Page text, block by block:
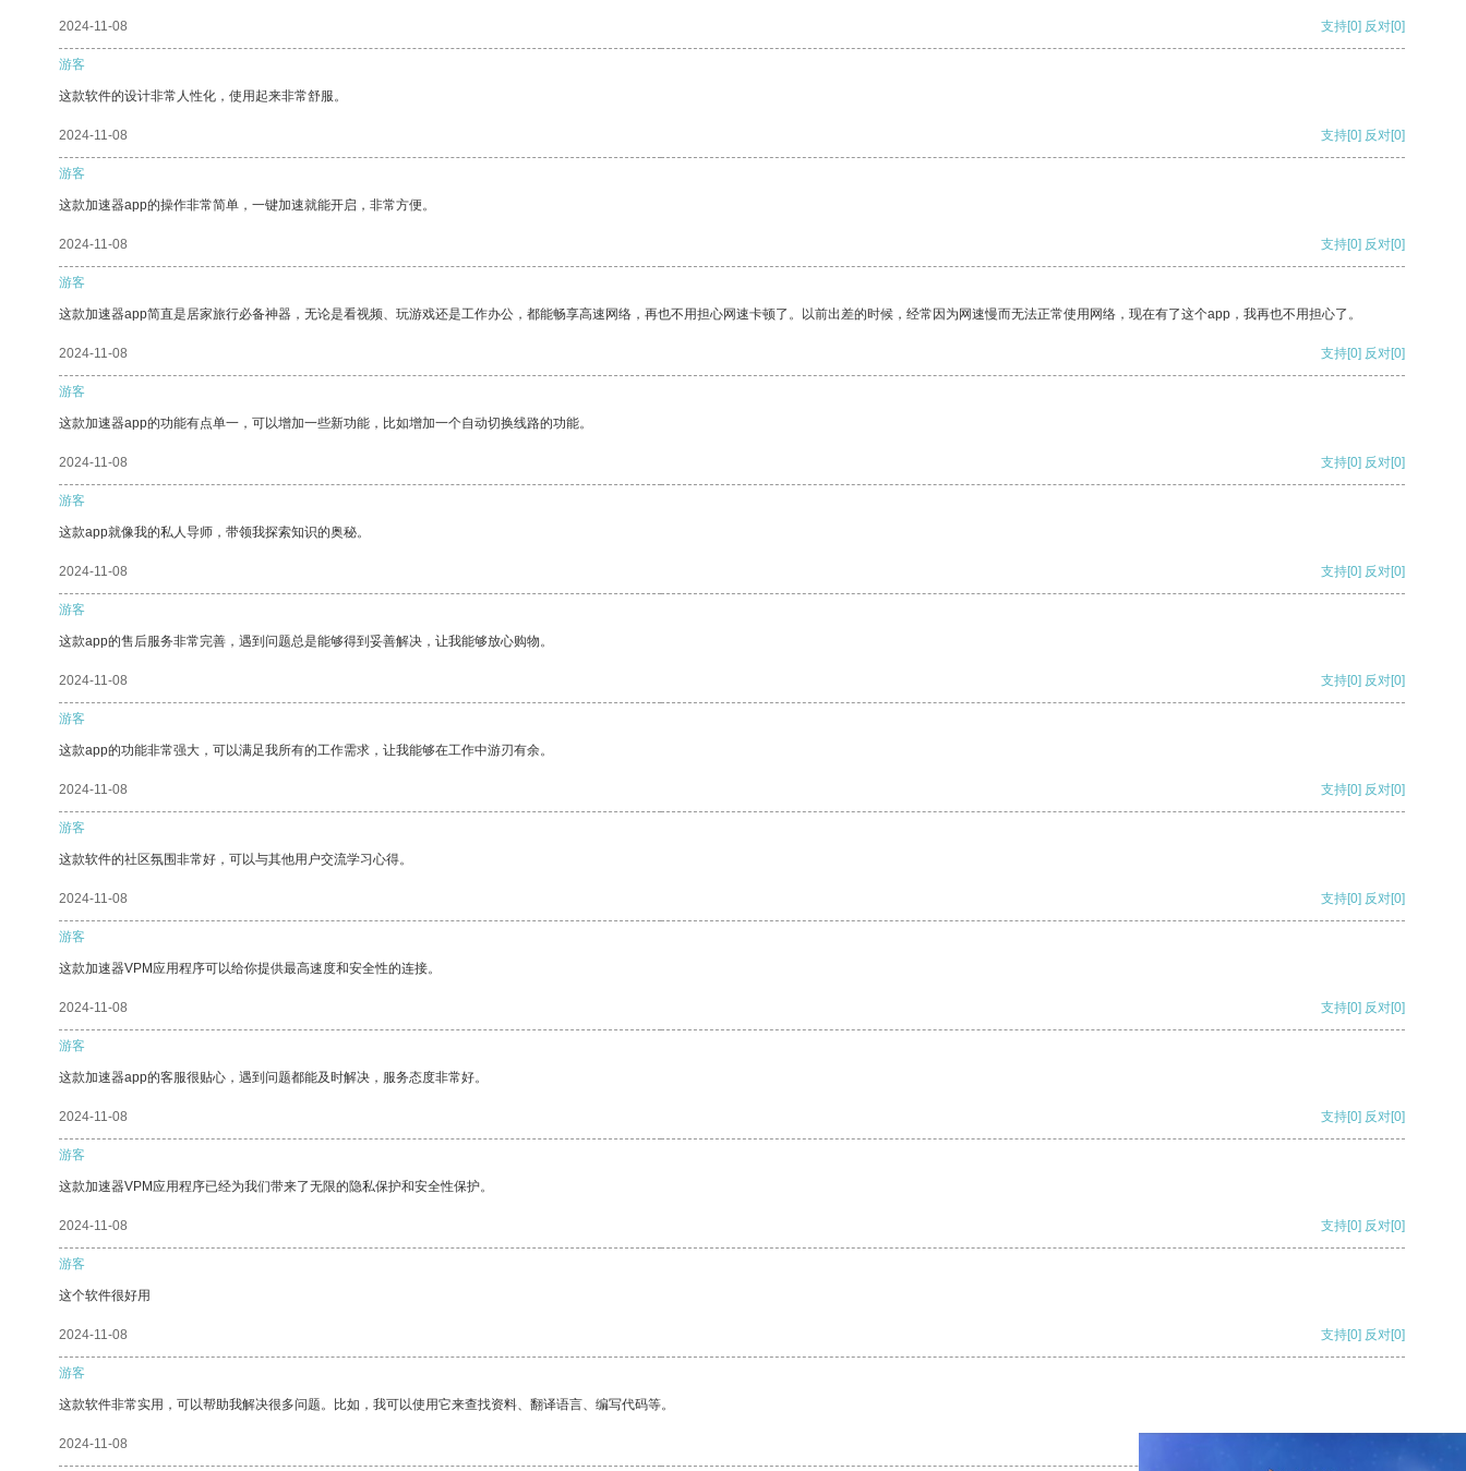
2024-11-08 支持[0] 反对[0]
游客
这款软件的设计非常人性化，使用起来非常舒服。
2024-11-08 支持[0] 反对[0]
游客
这款加速器app的操作非常简单，一键加速就能开启，非常方便。
2024-11-08 支持[0] 反对[0]
游客
这款加速器app简直是居家旅行必备神器，无论是看视频、玩游戏还是工作办公，都能畅享高速网络，再也不用担心网速卡顿了。以前出差的时候，经常因为网速慢而无法正常使用网络，现在有了这个app，我再也不用担心了。
2024-11-08 支持[0] 反对[0]
游客
这款加速器app的功能有点单一，可以增加一些新功能，比如增加一个自动切换线路的功能。
2024-11-08 支持[0] 反对[0]
游客
这款app就像我的私人导师，带领我探索知识的奥秘。
2024-11-08 支持[0] 反对[0]
游客
这款app的售后服务非常完善，遇到问题总是能够得到妥善解决，让我能够放心购物。
2024-11-08 支持[0] 反对[0]
游客
这款app的功能非常强大，可以满足我所有的工作需求，让我能够在工作中游刃有余。
2024-11-08 支持[0] 反对[0]
游客
这款软件的社区氛围非常好，可以与其他用户交流学习心得。
2024-11-08 支持[0] 反对[0]
游客
这款加速器VPM应用程序可以给你提供最高速度和安全性的连接。
2024-11-08 支持[0] 反对[0]
游客
这款加速器app的客服很贴心，遇到问题都能及时解决，服务态度非常好。
2024-11-08 支持[0] 反对[0]
游客
这款加速器VPM应用程序已经为我们带来了无限的隐私保护和安全性保护。
2024-11-08 支持[0] 反对[0]
游客
这个软件很好用
2024-11-08 支持[0] 反对[0]
游客
这款软件非常实用，可以帮助我解决很多问题。比如，我可以使用它来查找资料、翻译语言、编写代码等。
2024-11-08